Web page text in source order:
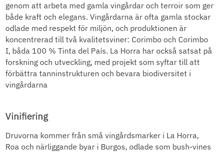
genom att arbeta med gamla vingårdar och terroir som ger
både kraft och elegans. Vingårdarna är ofta gamla stockar
odlade med respekt för miljön, och produktionen är
koncentrerad till två kvalitetsviner: Corimbo och Corimbo
I, båda 100 % Tinta del País. La Horra har också satsat på
forskning och utveckling, med projekt som syftar till att
förbättra tanninstrukturen och bevara biodiversitet i
vingårdarna
Vinifiering
Druvorna kommer från små vingårdsmarker i La Horra,
Roa och närliggande byar i Burgos, odlade som bush-vines